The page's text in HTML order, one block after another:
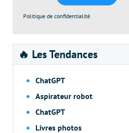
Politique de confidentialité
🔥 Les Tendances
ChatGPT
Aspirateur robot
ChatGPT
Livres photos